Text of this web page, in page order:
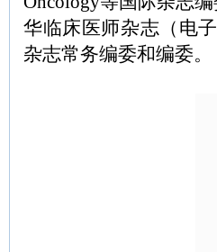
华临床医师杂志（电
杂志常务编委和编委。